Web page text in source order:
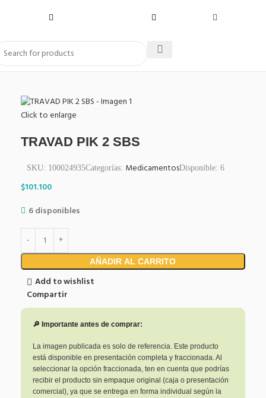
Click to enlarge
TRAVAD PIK 2 SBS
SKU: 100024935Categorías: MedicamentosDisponible: 6
$101.100
6 disponibles
AÑADIR AL CARRITO
Add to wishlist
Compartir
🔎 Importante antes de comprar:
La imagen publicada es solo de referencia. Este producto
está disponible en presentación completa y fraccionada. Al
seleccionar la opción fraccionada, ten en cuenta que podrías
recibir el producto sin empaque original (caja o presentación
comercial), ya que se entrega en forma individual según la